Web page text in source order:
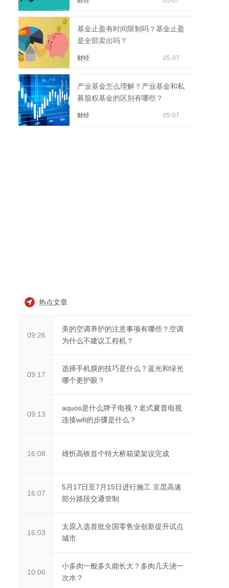
基金止盈有时间限制吗？基金止盈
是全部卖出吗？
财经 05-07
产业基金怎么理解？产业基金和私
募股权基金的区别有哪些？
财经 05-07
热点文章
09:26
美的空调养护的注意事项有哪些？空调
为什么不建议工程机？
09:17
选择手机膜的技巧是什么？蓝光和绿光
哪个更护眼？
09:13
aquos是什么牌子电视？老式夏普电视
连接wifi的步骤是什么？
16:08 雄忻高铁首个特大桥箱梁架设完成
16:07
5月17日至7月15日进行施工 京昆高速
部分路段交通管制
16:03
太原入选首批全国零售业创新提升试点
城市
10:06
小多肉一般多久能长大？多肉几天浇一
次水？